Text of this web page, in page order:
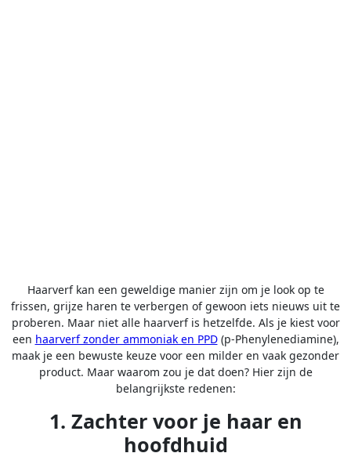
Haarverf kan een geweldige manier zijn om je look op te
frissen, grijze haren te verbergen of gewoon iets nieuws uit te
proberen. Maar niet alle haarverf is hetzelfde. Als je kiest voor
een haarverf zonder ammoniak en PPD(p-Phenylenediamine),
maak je een bewuste keuze voor een milder en vaak gezonder
product. Maar waarom zou je dat doen? Hier zijn de
belangrijkste redenen:
1. Zachter voor je haar en
hoofdhuid